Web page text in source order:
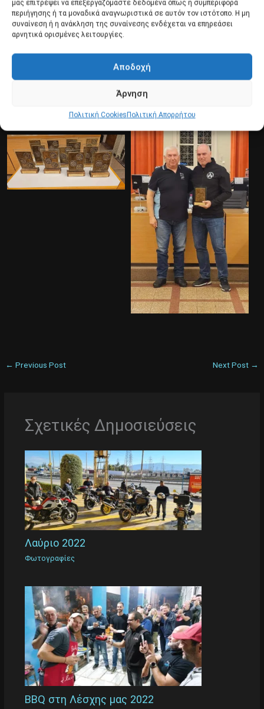
μας επιτρέψει να επεξεργαζόμαστε δεδομένα όπως η συμπεριφορά
περιήγησης ή τα μοναδικά αναγνωριστικά σε αυτόν τον ιστότοπο. Η μη
συναίνεση ή η ανάκληση της συναίνεσης ενδέχεται να επηρεάσει
αρνητικά ορισμένες λειτουργίες.
Αποδοχή
Άρνηση
Πολιτική CookiesΠολιτική Απορρήτου
← Previous Post Next Post →
Σχετικές Δημοσιεύσεις
Λαύριο 2022
Φωτογραφίες
BBQ στη Λέσχης μας 2022